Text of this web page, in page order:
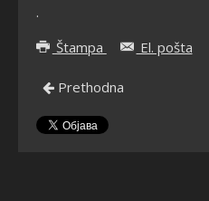
.
Štampa
El. pošta
Prethodna